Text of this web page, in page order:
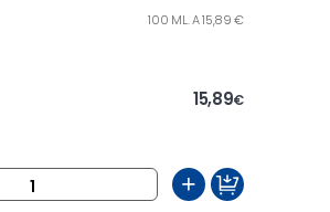
100 ML. A 15,89 €
15,89€
+